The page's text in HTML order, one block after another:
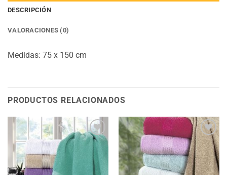
DESCRIPCIÓN
VALORACIONES (0)
Medidas: 75 x 150 cm
PRODUCTOS RELACIONADOS
Añadir
de
Añadir
a la
lista
de
deseos